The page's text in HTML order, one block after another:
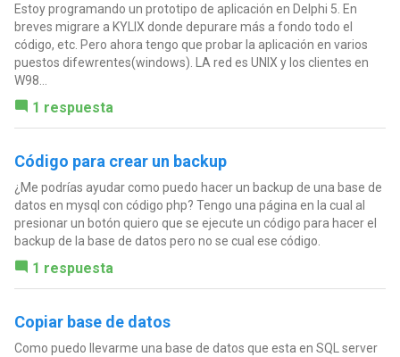
Estoy programando un prototipo de aplicación en Delphi 5. En
breves migrare a KYLIX donde depurare más a fondo todo el
código, etc. Pero ahora tengo que probar la aplicación en varios
puestos difewrentes(windows). LA red es UNIX y los clientes en
W98...
1 respuesta
Código para crear un backup
¿Me podrías ayudar como puedo hacer un backup de una base de
datos en mysql con código php? Tengo una página en la cual al
presionar un botón quiero que se ejecute un código para hacer el
backup de la base de datos pero no se cual ese código.
1 respuesta
Copiar base de datos
Como puedo llevarme una base de datos que esta en SQL server